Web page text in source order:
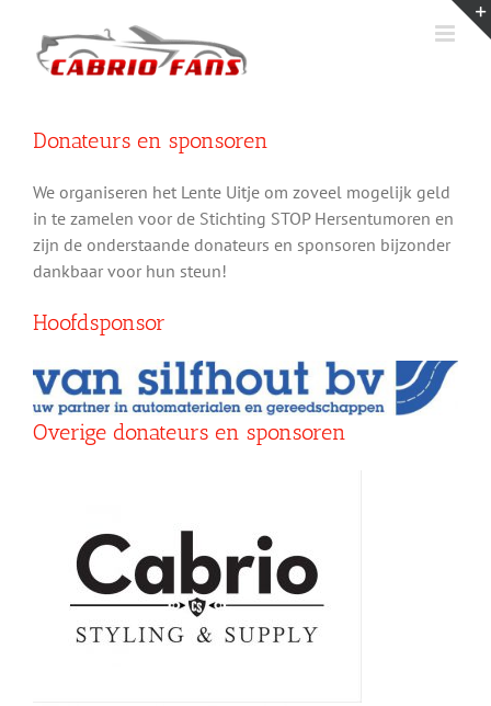
inhoud
Donateurs en sponsoren
We organiseren het Lente Uitje om zoveel mogelijk geld
in te zamelen voor de Stichting STOP Hersentumoren en
zijn de onderstaande donateurs en sponsoren bijzonder
dankbaar voor hun steun!
Hoofdsponsor
Overige donateurs en sponsoren